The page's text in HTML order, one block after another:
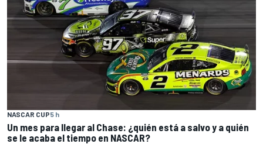
NASCAR CUP5 h
Un mes para llegar al Chase: ¿quién está a salvo y a quién
se le acaba el tiempo en NASCAR?